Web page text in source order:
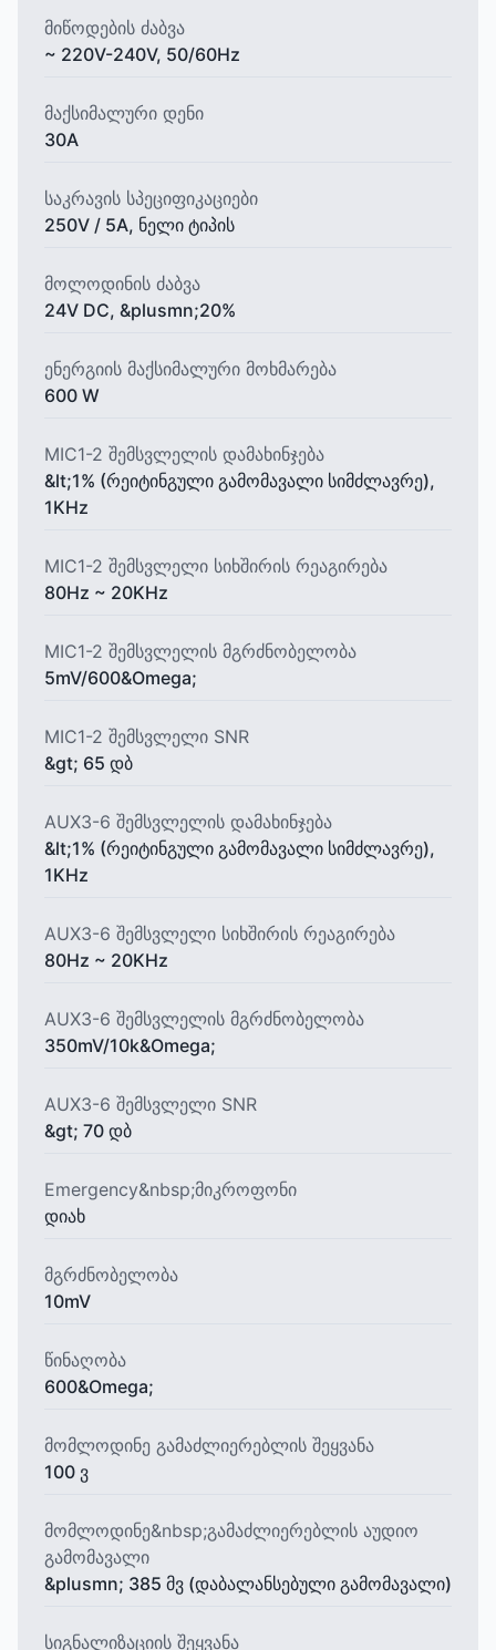
მიწოდების ძაბვა
~ 220V-240V, 50/60Hz
მაქსიმალური დენი
30A
საკრავის სპეციფიკაციები
250V / 5A, ნელი ტიპის
მოლოდინის ძაბვა
24V DC, &plusmn;20%
ენერგიის მაქსიმალური მოხმარება
600 W
MIC1-2 შემსვლელის დამახინჯება
&lt;1% (რეიტინგული გამომავალი სიმძლავრე),
1KHz
MIC1-2 შემსვლელი სიხშირის რეაგირება
80Hz ~ 20KHz
MIC1-2 შემსვლელის მგრძნობელობა
5mV/600&Omega;
MIC1-2 შემსვლელი SNR
&gt; 65 დბ
AUX3-6 შემსვლელის დამახინჯება
&lt;1% (რეიტინგული გამომავალი სიმძლავრე),
1KHz
AUX3-6 შემსვლელი სიხშირის რეაგირება
80Hz ~ 20KHz
AUX3-6 შემსვლელის მგრძნობელობა
350mV/10k&Omega;
AUX3-6 შემსვლელი SNR
&gt; 70 დბ
Emergency&nbsp;მიკროფონი
დიახ
მგრძნობელობა
10mV
წინაღობა
600&Omega;
მომლოდინე გამაძლიერებლის შეყვანა
100 ვ
მომლოდინე&nbsp;გამაძლიერებლის აუდიო
გამომავალი
&plusmn; 385 მვ (დაბალანსებული გამომავალი)
სიგნალიზაციის შეყვანა